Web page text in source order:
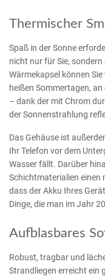
Thermischer
Spaß in der Sonne
nicht nur für Sie,
Wärmekapsel können
heißen Sommertagen,
– dank der mit Chrom
der Sonnenstrahlung
Das Gehäuse ist
Ihr Telefon vor dem
Wasser fällt. Darüber
Schichtmaterialien einen
dass der Akku Ihres
Dinge, die man im Jahr
Aufblasbares
Robust, tragbar und
Strandliegen erreicht ein